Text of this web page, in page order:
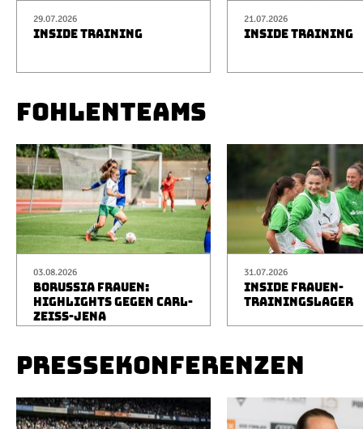
29.07.2026
INSIDE TRAINING
21.07.2026
INSIDE TRAINING
FOHLENTEAMS
03.08.2026
BORUSSIA FRAUEN:
HIGHLIGHTS GEGEN CARL-
ZEISS-JENA
31.07.2026
INSIDE FRAUEN-
TRAININGSLAGER
PRESSEKONFERENZEN